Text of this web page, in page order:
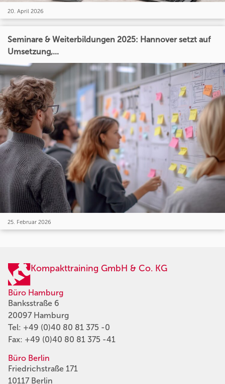
20. April 2026
Seminare & Weiterbildungen 2025: Hannover setzt auf
Umsetzung,...
25. Februar 2026
Kompakttraining GmbH & Co. KG
Büro Hamburg
Banksstraße 6
20097 Hamburg
Tel: +49 (0)40 80 81 375 -0
Fax: +49 (0)40 80 81 375 -41
Büro Berlin
Friedrichstraße 171
10117 Berlin